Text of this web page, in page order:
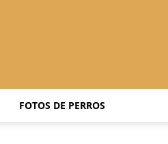
FOTOS DE PERROS